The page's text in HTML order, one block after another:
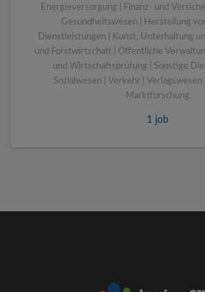
Energieversorgung | Finanz- und
Gesundheitswesen | Herstellung
Dienstleistungen | Kunst, Unterhaltung
und Forstwirtschaft | Öffentliche
und Wirtschaftsprüfung | Sonstige
Sozialwesen | Verkehr | Verlagswesen
Marktforschung
1 job